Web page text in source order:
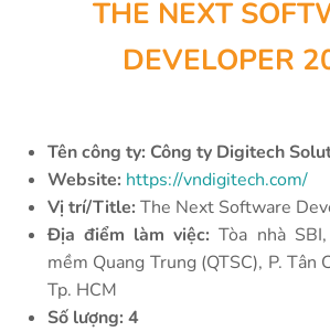
THE NEXT
DEVELOPER
Tên công ty: Công ty Digitech
Website: https://vndigitech.com/
Vị trí/Title: The Next Software
Địa điểm làm việc: Tòa nhà
mềm Quang Trung (QTSC), P. Tân
Tp. HCM
Số lượng: 4